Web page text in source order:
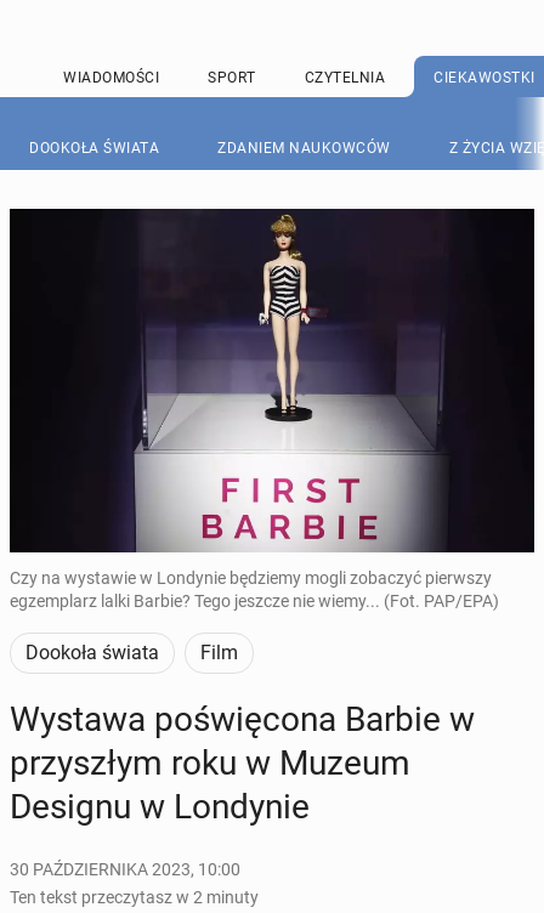
WIADOMOŚCI SPORT CZYTELNIA CIEKAWOSTKI
DOOKOŁA ŚWIATA ZDANIEM NAUKOWCÓW Z ŻYCIA
Czy na wystawie w Londynie będziemy mogli zobaczyć pierwszy
egzemplarz lalki Barbie? Tego jeszcze nie wiemy... (Fot. PAP/EPA)
Dookoła świata Film
Wystawa po­świę­co­na Barbie w
przy­szłym roku w Muzeum
Designu w Lon­dy­nie
30 PAŹDZIERNIKA 2023, 10:00
Ten tekst przeczytasz w 2 minuty